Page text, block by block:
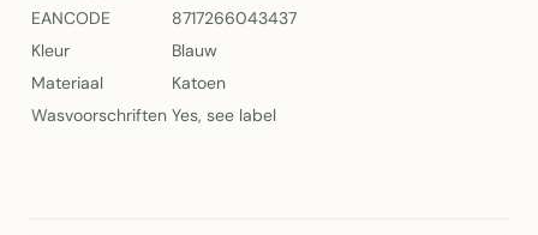
EANCODE
8717266043437
Kleur
Blauw
Materiaal
Katoen
Wasvoorschriften Yes, see label